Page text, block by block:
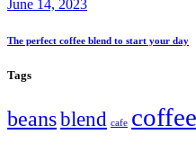
June 14, 2023
The perfect coffee blend to start your day
Tags
beansblend cafe coffee